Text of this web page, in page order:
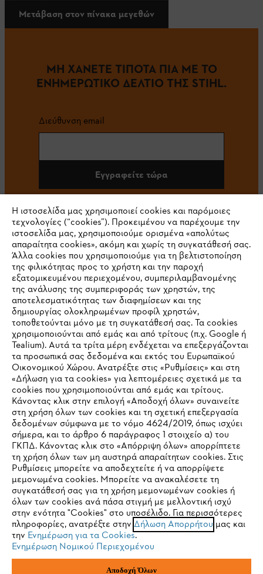
Μετάβαση στον πίνακα μεγεθών
ΜΗ ΧΑΝΕΤΕ ΤΙΠΟΤΑ ΠΙΑ ΜΕ ΤΟ
ΕΝΗΜΕΡΩΤΙΚΟ ΔΕΛΤΙΟ ΤΗΣ STIHL.
Διεύθυνση email
Εγγραφείτε τώρα
#STIHL
Εταιρεία
STIHL Συχνές ερωτήσεις
Service
Πολιτική απορρήτου Νομικό κείμενο Cookies
Νομικές πληροφορίες
ANDREAS STIHL ΜΟΝΟΠΡΟΣΩΠΗ A.E
IHR BROWSER WIRD NICHT
UNTERSTÜTZT
Sie nutzen einen Browser, den wir noch nicht unterstützen. Für
eine optimale Nutzung unserer Seite empfehlen wir Ihnen, zu
einem der folgenden Browser zu wechseln:
Firefox Chrome
Η ιστοσελίδα μας χρησιμοποιεί cookies και παρόμοιες
τεχνολογίες (“cookies”). Προκειμένου να παρέχουμε την
ιστοσελίδα μας, χρησιμοποιούμε ορισμένα «απολύτως
απαραίτητα cookies», ακόμη και χωρίς τη συγκατάθεσή σας.
Άλλα cookies που χρησιμοποιούμε για τη βελτιστοποίηση
της φιλικότητας προς το χρήστη και την παροχή
εξατομικευμένου περιεχομένου, συμπεριλαμβανομένης
της ανάλυσης της συμπεριφοράς των χρηστών, της
αποτελεσματικότητας των διαφημίσεων και της
δημιουργίας ολοκληρωμένων προφίλ χρηστών,
τοποθετούνται μόνο με τη συγκατάθεσή σας. Τα cookies
χρησιμοποιούνται από εμάς και από τρίτους (π.χ. Google ή
Tealium). Αυτά τα τρίτα μέρη ενδέχεται να επεξεργάζονται
τα προσωπικά σας δεδομένα και εκτός του Ευρωπαϊκού
Οικονομικού Χώρου. Ανατρέξτε στις «Ρυθμίσεις» και στη
«Δήλωση για τα cookies» για λεπτομέρειες σχετικά με τα
cookies που χρησιμοποιούνται από εμάς και τρίτους.
Κάνοντας κλικ στην επιλογή «Αποδοχή όλων» συναινείτε
στη χρήση όλων των cookies και τη σχετική επεξεργασία
δεδομένων σύμφωνα με το νόμο 4624/2019, όπως ισχύει
σήμερα, και το άρθρο 6 παράγραφος 1 στοιχείο α) του
ΓΚΠΔ. Κάνοντας κλικ στο «Απόρριψη όλων» απορρίπτετε
τη χρήση όλων των μη αυστηρά απαραίτητων cookies. Στις
Ρυθμίσεις μπορείτε να αποδεχτείτε ή να απορρίψετε
μεμονωμένα cookies. Μπορείτε να ανακαλέσετε τη
συγκατάθεσή σας για τη χρήση μεμονωμένων cookies ή
όλων των cookies ανά πάσα στιγμή με μελλοντική ισχύ
στην ενότητα "Cookies" στο υποσέλιδο. Για περισσότερες
πληροφορίες, ανατρέξτε στην Δήλωση Απορρήτου μας και
την Ενημέρωση για τα Cookies.
Ενημέρωση Νομικού Περιεχομένου
Αποδοχή Όλων